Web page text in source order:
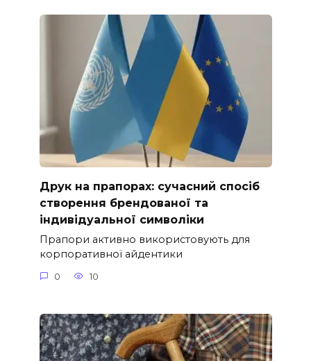
Друк на прапорах: сучасний спосіб
створення брендованої та
індивідуальної символіки
Прапори активно використовують для
корпоративної айдентики
0 10